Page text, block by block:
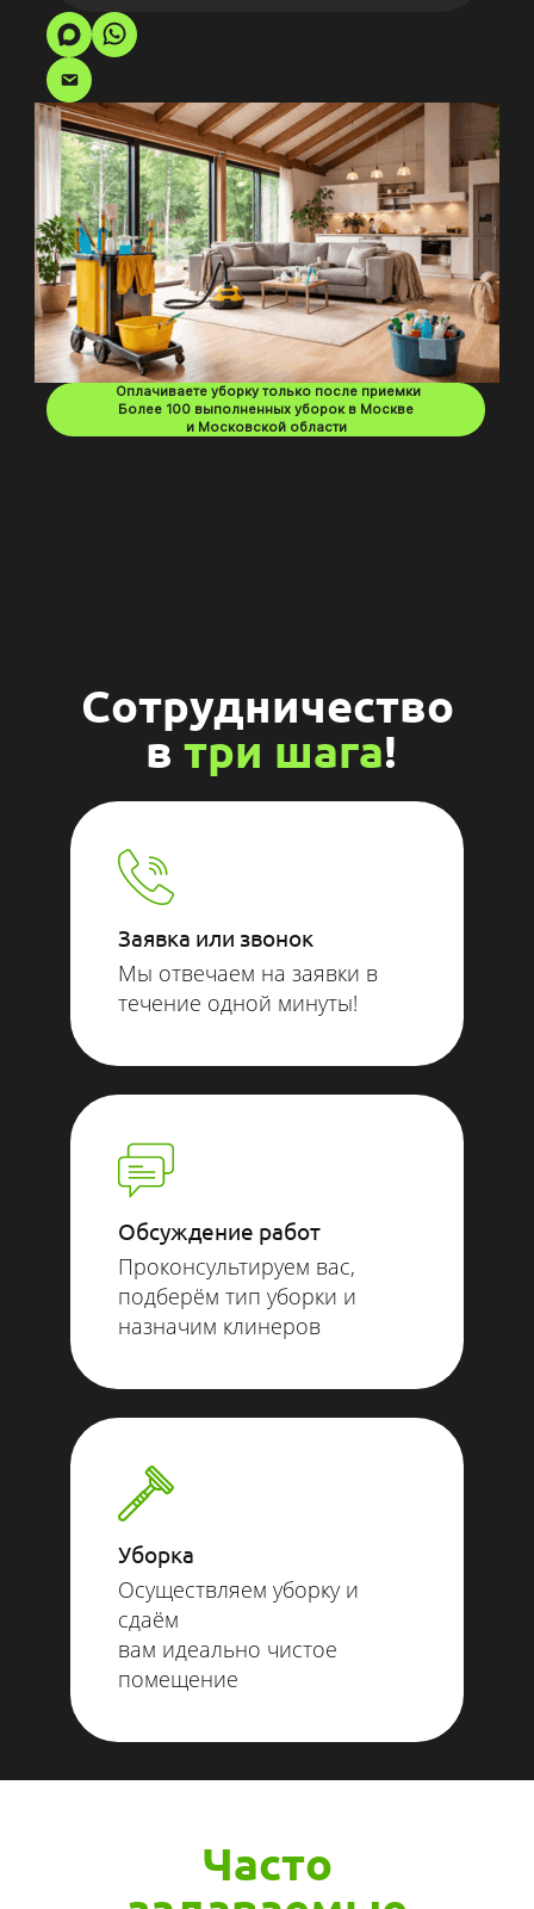
Оплачиваете уборку только после приемки
Более 100 выполненных уборок в Москве
и Московской области
Сотрудничество
втри шага!
Заявка или звонок
Мы отвечаем на заявки в
течение одной минуты!
Обсуждение работ
Проконсультируем вас,
подберём тип уборки и
назначим клинеров
Уборка
Осуществляем уборку и
сдаём
вам идеально чистое
помещение
Часто